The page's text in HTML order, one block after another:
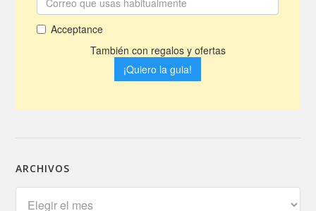
ARCHIVOS